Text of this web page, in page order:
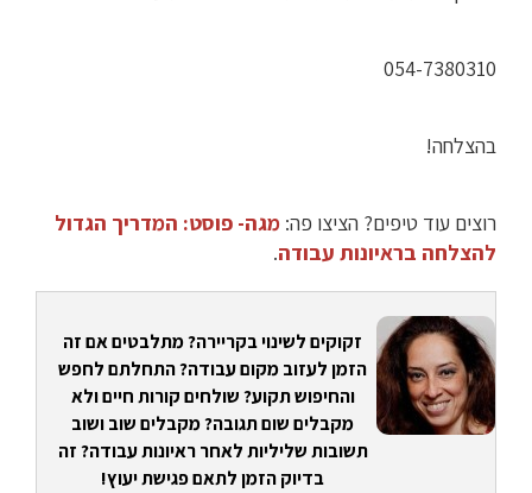
054-7380310
בהצלחה!
רוצים עוד טיפים? הציצו פה: מגה- פוסט: המדריך הגדול
להצלחה בראיונות עבודה.
זקוקים לשינוי בקריירה? מתלבטים אם זה
הזמן לעזוב מקום עבודה? התחלתם לחפש
והחיפוש תקוע? שולחים קורות חיים ולא
מקבלים שום תגובה? מקבלים שוב ושוב
תשובות שליליות לאחר ראיונות עבודה? זה
בדיוק הזמן לתאם פגישת יעוץ!